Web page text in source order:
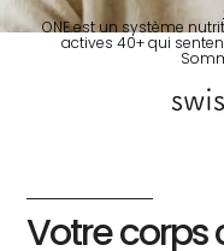
ONE est un système
actives 40+ qui
Votre corps